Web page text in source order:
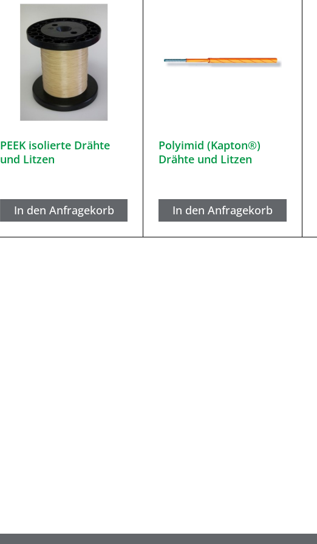
PEEK isolierte Drähte
und Litzen
In den Anfragekorb
Polyimid (Kapton®)
Drähte und Litzen
In den Anfragekorb